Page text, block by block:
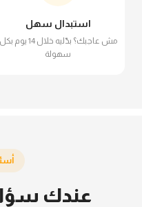
استبدال سهل
مش عاجبك؟ بدّليه خلال 14 يوم بكل
سهولة
عندك